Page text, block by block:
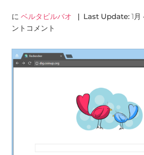
に ベルタビルバオ | Last Update: 1月
ントコメント